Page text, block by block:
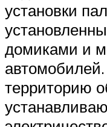
установки
домиками и
территорию